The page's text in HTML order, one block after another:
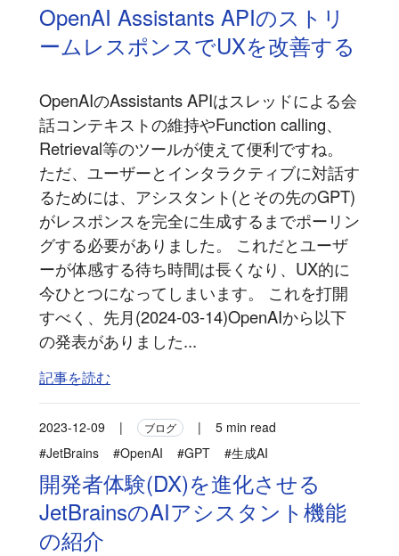
OpenAI Assistants APIのストリ
ームレスポンスでUXを改善する
OpenAIのAssistants APIはスレッドによる会
話コンテキストの維持やFunction calling、
Retrieval等のツールが使えて便利ですね。
ただ、ユーザーとインタラクティブに対話す
るためには、アシスタント(とその先のGPT)
がレスポンスを完全に生成するまでポーリン
グする必要がありました。 これだとユーザ
ーが体感する待ち時間は長くなり、UX的に
今ひとつになってしまいます。 これを打開
すべく、先月(2024-03-14)OpenAIから以下
の発表がありました...
記事を読む
2023-12-09 | ブログ |
5 min read
#JetBrains
#OpenAI #GPT #生成AI
開発者体験(DX)を進化させる
JetBrainsのAIアシスタント機能
の紹介